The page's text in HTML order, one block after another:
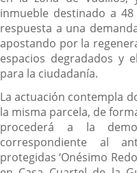
inmueble destinado a
respuesta a una
apostando por la
espacios degradados y
para la ciudadanía.
La actuación contempla
la misma parcela, de
procederá a la
correspondiente al
protegidas ‘Onésimo